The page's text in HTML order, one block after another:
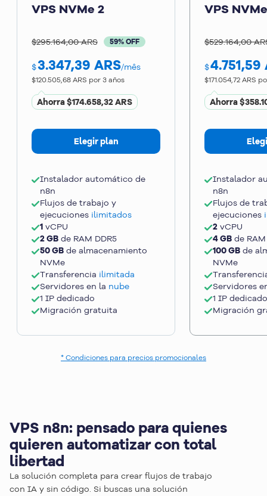
VPS NVMe 2
$295.164,00 ARS 59% OFF
$3.347,39 ARS/mês
$120.505,68 ARS por 3 años
Ahorra$174.658,32 ARS
Elegir plan
Instalador automático de
n8n
Flujos de trabajo y
ejecuciones ilimitados
1 vCPU
2 GB de RAM DDR5
50 GB de almacenamiento
NVMe
Transferencia ilimitada
Servidores en la nube
1 IP dedicado
Migración gratuita
VPS
$529.164,00
$4.751,59
$171.054,72 ARS
Ahorra
Instalador
n8n
Flujos de
ejecuciones
2 vCPU
4 GB de
100 GB de
NVMe
Servidores
1 IP dedicado
Migración
* Condiciones para precios promocionales
VPS n8n: pensado para quienes
quieren automatizar con total
libertad
La solución completa para crear flujos de trabajo
con IA y sin código. Si buscas una solución